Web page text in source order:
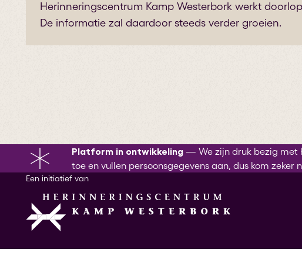
Herinneringscentrum Kamp Westerbork werkt
De informatie zal daardoor steeds verder groeien.
Platform in ontwikkeling — We zijn druk bezig met
toe en vullen persoonsgegevens aan, dus kom zeker
Een initiatief van